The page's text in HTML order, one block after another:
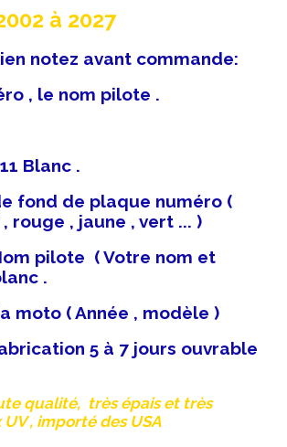
à 2027
notez avant commande:
, le nom pilote .
Blanc .
fond de plaque numéro (
rouge , jaune , vert ... )
pilote ( Votre nom et
.
moto ( Année , modèle )
5 à 7 jours ouvrable
qualité, très épais et très
, importé des USA